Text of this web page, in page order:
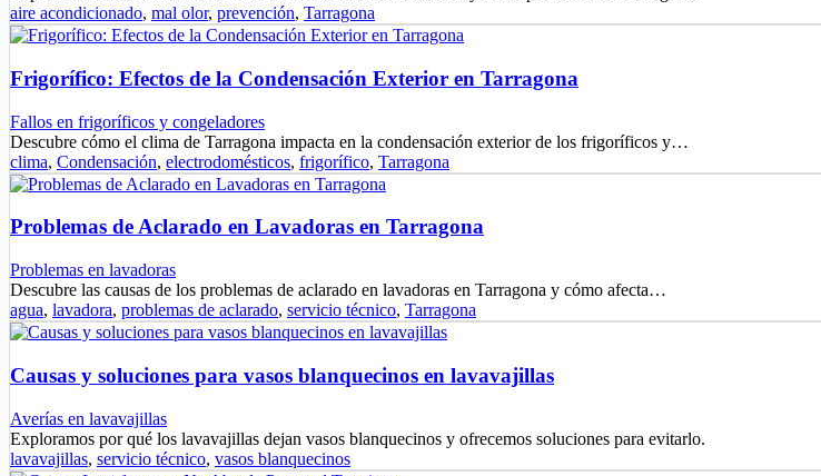
aire acondicionado, mal olor, prevención, Tarragona
Frigorífico: Efectos de la Condensación Exterior en Tarragona
Fallos en frigoríficos y congeladores
Descubre cómo el clima de Tarragona impacta en la condensación exterior de los frigoríficos y…
clima, Condensación, electrodomésticos, frigorífico, Tarragona
Problemas de Aclarado en Lavadoras en Tarragona
Problemas en lavadoras
Descubre las causas de los problemas de aclarado en lavadoras en Tarragona y cómo afecta…
agua, lavadora, problemas de aclarado, servicio técnico, Tarragona
Causas y soluciones para vasos blanquecinos en lavavajillas
Averías en lavavajillas
Exploramos por qué los lavavajillas dejan vasos blanquecinos y ofrecemos soluciones para evitarlo.
lavavajillas, servicio técnico, vasos blanquecinos